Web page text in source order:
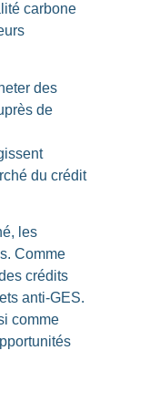
carbone
des
de
du crédit
les
. Comme
crédits
anti-GES.
comme